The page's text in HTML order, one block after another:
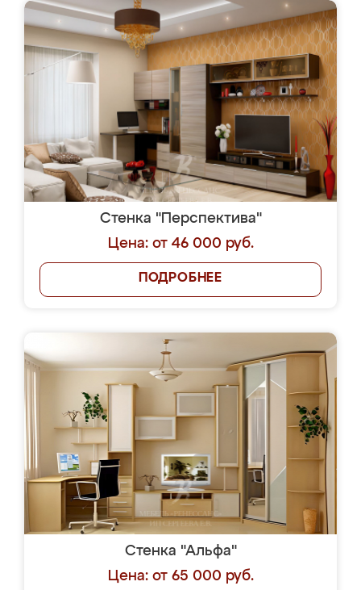
Стенка "Перспектива"
Цена: от 46 000 руб.
ПОДРОБНЕЕ
Стенка "Альфа"
Цена: от 65 000 руб.